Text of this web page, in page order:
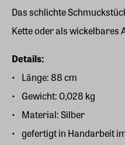
Das schlichte
Kette oder als wickelbares
Details:
Länge: 88 cm
Gewicht: 0,028 kg
Material: Silber
gefertigt in Handarbeit